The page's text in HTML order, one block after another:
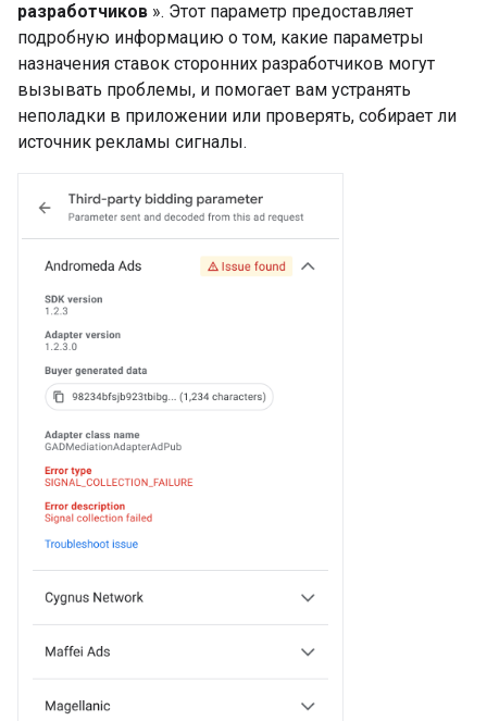
разработчиков ». Этот параметр предоставляет
подробную информацию о том, какие параметры
назначения ставок сторонних разработчиков могут
вызывать проблемы, и помогает вам устранять
неполадки в приложении или проверять, собирает ли
источник рекламы сигналы.